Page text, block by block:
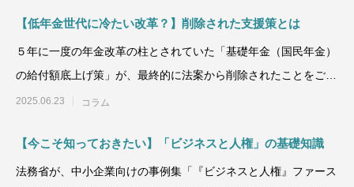
【低年金世代に冷たい改革？】削除された支援策とは
５年に一度の年金改革の柱とされていた「基礎年金（国民年金）
の給付額底上げ策」が、最終的に法案から削除されたことをご存
じでしょうか？ 就職
2025.06.23 コラム
【今こそ知っておきたい】「ビジネスと人権」の基礎知識
法務省が、中小企業向けの事例集「『ビジネスと人権』ファース